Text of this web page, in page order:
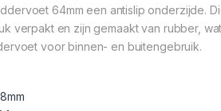
64mm een antislip onderzijde.
verpakt en zijn gemaakt van rubber,
voor binnen- en buitengebruik.